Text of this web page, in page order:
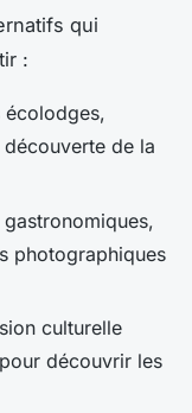
qui
:
écolodges,
de la
photographiques
culturelle
découvrir les